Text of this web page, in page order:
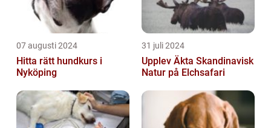
07 augusti 2024
Hitta rätt hundkurs i
Nyköping
31 juli 2024
Upplev Äkta Skandinavisk
Natur på Elchsafari